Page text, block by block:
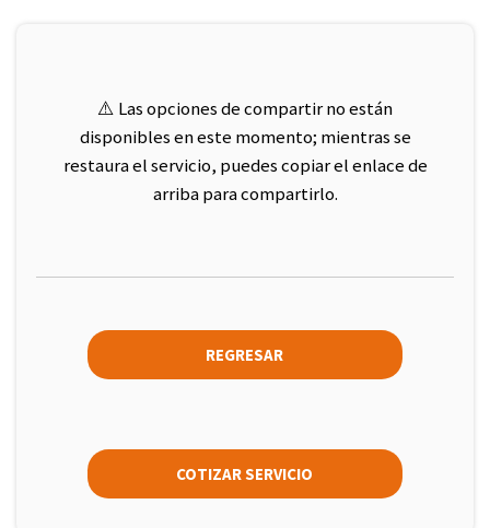
⚠️ Las opciones de compartir no están
disponibles en este momento; mientras se
restaura el servicio, puedes copiar el enlace de
arriba para compartirlo.
REGRESAR
COTIZAR SERVICIO